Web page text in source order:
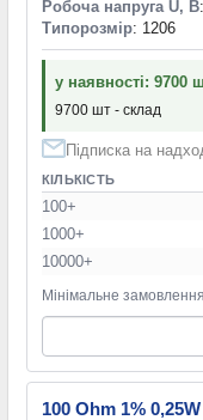
Робоча напруга U, В
Типорозмір: 1206
у наявності: 9700
9700 шт - склад
Підписка на
КІЛЬКІСТЬ
100+
1000+
10000+
Мінімальне
100 Ohm 1%